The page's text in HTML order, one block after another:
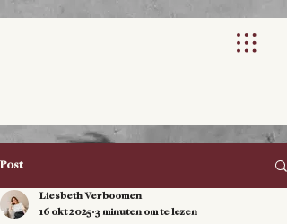
Post
Liesbeth Verboomen
16 okt 2025 3 minuten om te lezen